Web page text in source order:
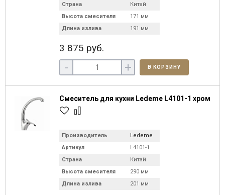
Страна
Китай
Высота смесителя
171 мм
Длина излива
191 мм
3 875 руб.
- + В КОРЗИНУ
Смеситель для кухни Ledeme L4101-1 хром
Производитель
Ledeme
Артикул
L4101-1
Страна
Китай
Высота смесителя
290 мм
Длина излива
201 мм